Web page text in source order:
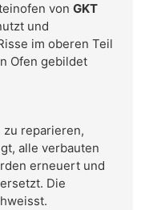
von GKT
und
im oberen Teil
Ofen gebildet
zu reparieren,
alle verbauten
erneuert und
Die